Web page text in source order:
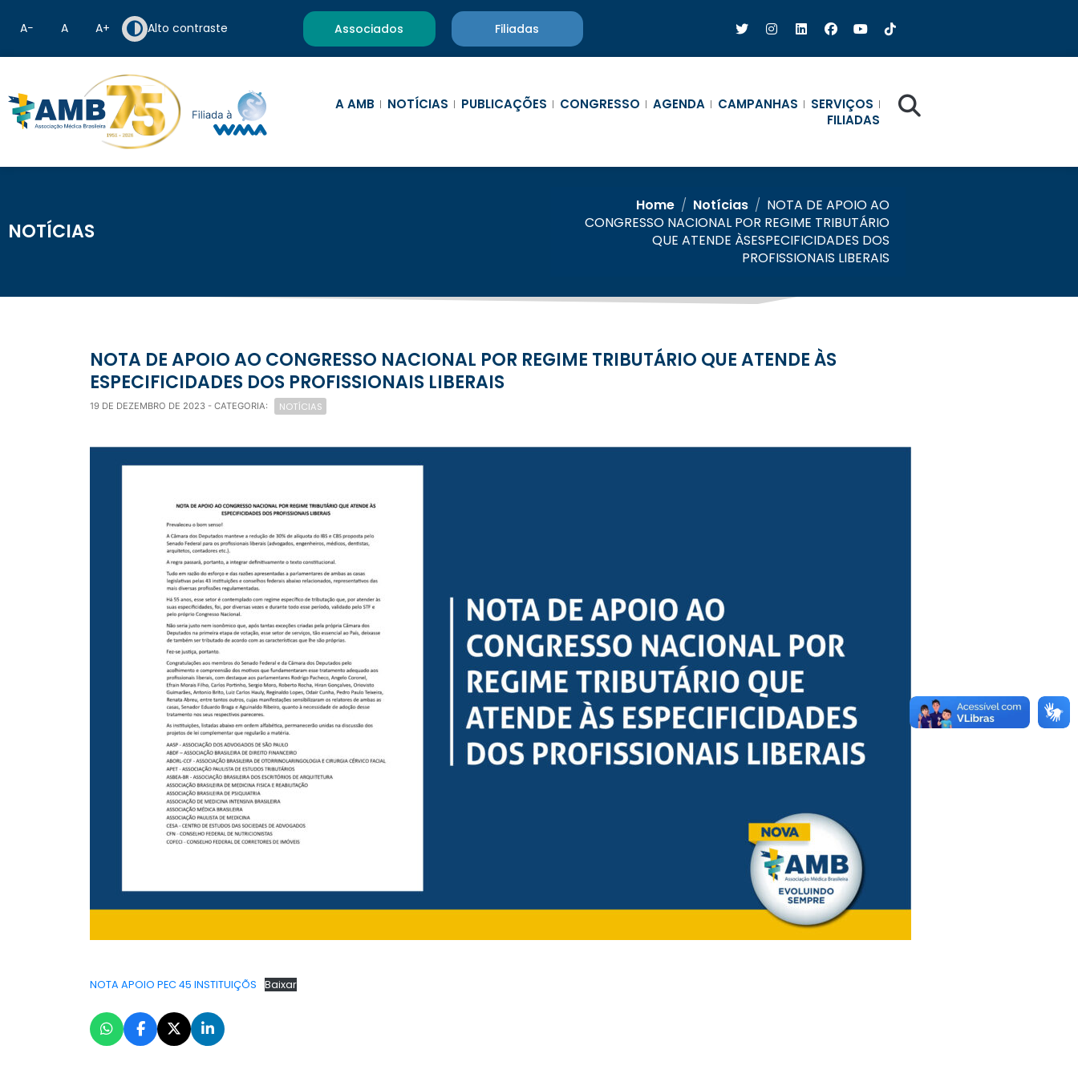
A− A A+ Alto contraste Associados Filiadas
A AMB NOTÍCIAS PUBLICAÇÕES CONGRESSO AGENDA CAMPANHAS
SERVIÇOS
FILIADAS
NOTÍCIAS
Home / Notícias / NOTA DE APOIO AO
CONGRESSO NACIONAL POR REGIME TRIBUTÁRIO
QUE ATENDE ÀSESPECIFICIDADES DOS
PROFISSIONAIS LIBERAIS
NOTA DE APOIO AO CONGRESSO NACIONAL POR REGIME TRIBUTÁRIO QUE ATENDE ÀS
ESPECIFICIDADES DOS PROFISSIONAIS LIBERAIS
19 DE DEZEMBRO DE 2023 - CATEGORIA: NOTÍCIAS
NOTA APOIO PEC 45 INSTITUIÇÕS Baixar